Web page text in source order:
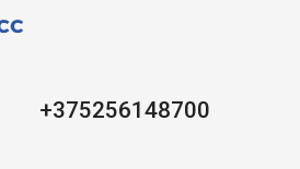
+375256148700